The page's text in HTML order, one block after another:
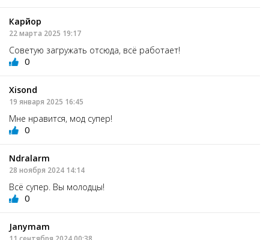
Карйор
22 марта 2025 19:17
Советую загружать отсюда, всё работает!
0
Xisond
19 января 2025 16:45
Мне нравится, мод супер!
0
Ndralarm
28 ноября 2024 14:14
Всё супер. Вы молодцы!
0
Janymam